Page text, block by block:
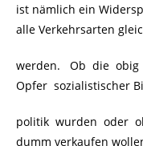
ist nämlich ein
alle Verkehrsarten
werden. Ob die obig
Opfer sozialistischer
politik wurden oder
dumm verkaufen